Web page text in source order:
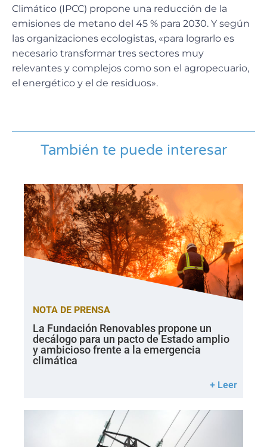
Climático (IPCC) propone una reducción de la
emisiones de metano del 45 % para 2030. Y según
las organizaciones ecologistas, «para lograrlo es
necesario transformar tres sectores muy
relevantes y complejos como son el agropecuario,
el energético y el de residuos».
También te puede interesar
NOTA DE PRENSA
La Fundación Renovables propone un
decálogo para un pacto de Estado amplio
y ambicioso frente a la emergencia
climática
+ Leer